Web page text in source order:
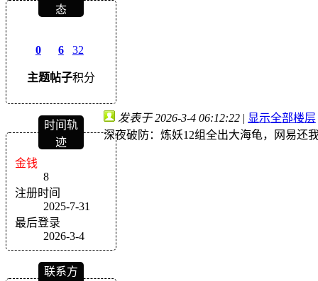
态
0
主题
6
帖子
32
积分
时间轨
迹
金钱
8
注册时间
2025-7-31
最后登录
2026-3-4
联系方
发表于 2026-3-4 06:12:22 | 显示全部楼层
深夜破防：炼妖12组全出大海龟，网易还